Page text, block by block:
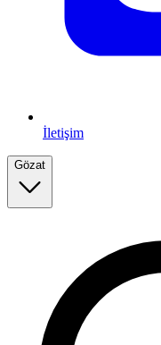
İletişim
Gözat